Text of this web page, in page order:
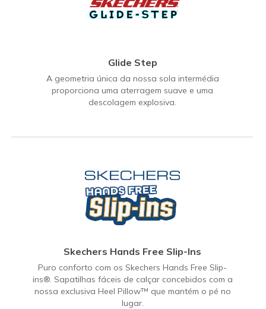
Glide Step
A geometria única da nossa sola intermédia
proporciona uma aterragem suave e uma
descolagem explosiva.
Skechers Hands Free Slip-Ins
Puro conforto com os Skechers Hands Free Slip-
ins®. Sapatilhas fáceis de calçar concebidos com a
nossa exclusiva Heel Pillow™ que mantém o pé no
lugar.